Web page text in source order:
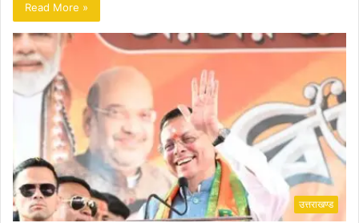
Read More »
उत्तराखण्ड